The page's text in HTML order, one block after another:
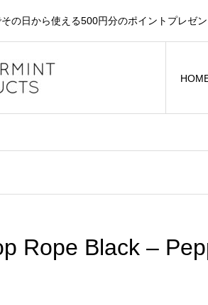
の日から使える500円分のポイントプレゼン
Rope Black –